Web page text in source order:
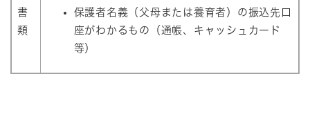
書
類
保護者名義（父母または養育者）の振込先口
座がわかるもの（通帳、キャッシュカード
等）